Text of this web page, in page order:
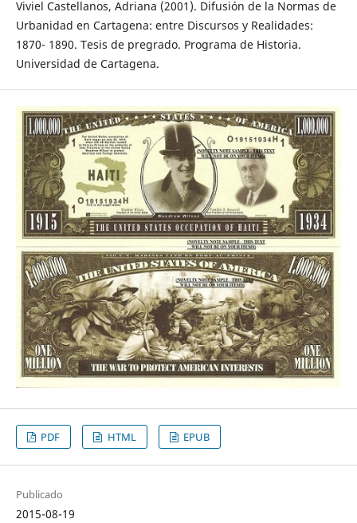
Viviel Castellanos, Adriana (2001). Difusión de la Normas de
Urbanidad en Cartagena: entre Discursos y Realidades:
1870- 1890. Tesis de pregrado. Programa de Historia.
Universidad de Cartagena.
PDF HTML EPUB
Publicado
2015-08-19